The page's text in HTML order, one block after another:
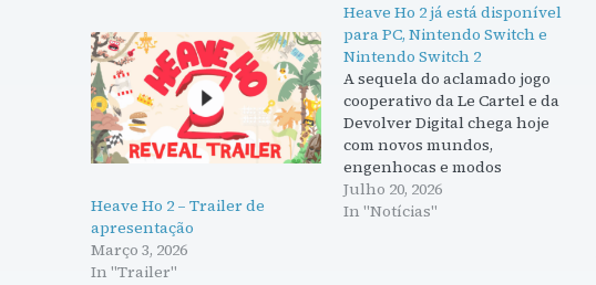
Heave Ho 2 – Trailer de
apresentação
Março 3, 2026
In "Trailer"
Heave Ho 2 já está disponível
para PC, Nintendo Switch e
Nintendo Switch 2
A sequela do aclamado jogo
cooperativo da Le Cartel e da
Devolver Digital chega hoje
com novos mundos,
engenhocas e modos
multijogador online.
Julho 20, 2026
In "Notícias"